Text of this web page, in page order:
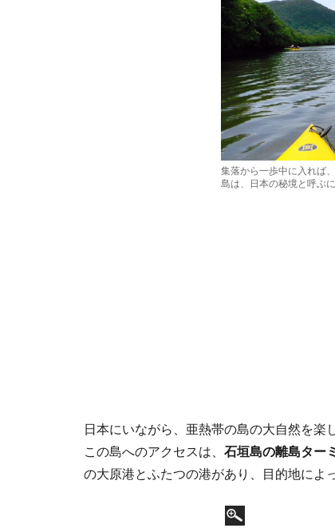
集落から一歩中に入れば
島は、日本の秘境と呼ぶ
日本にいながら、亜熱帯の島の大自然を楽
この島へのアクセスは、 石垣島の離島ター
の大原港とふたつの港があり、目的地によ